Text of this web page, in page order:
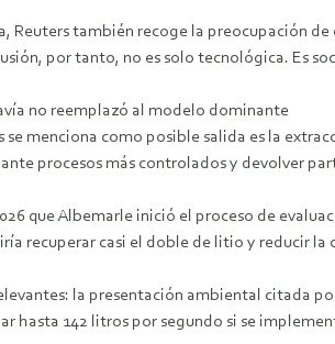
Reuters también recoge la preocupación
por tanto, no es solo tecnológica. Es
no reemplazó al modelo dominante
se menciona como posible salida es la
procesos más controlados y devolver
que Albemarle inició el proceso de
recuperar casi el doble de litio y reducir
la presentación ambiental citada
hasta 142 litros por segundo si se